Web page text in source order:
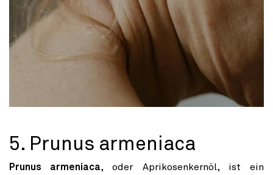
5. Prunus armeniaca
Prunus armeniaca, oder Aprikosenkernöl, ist ein